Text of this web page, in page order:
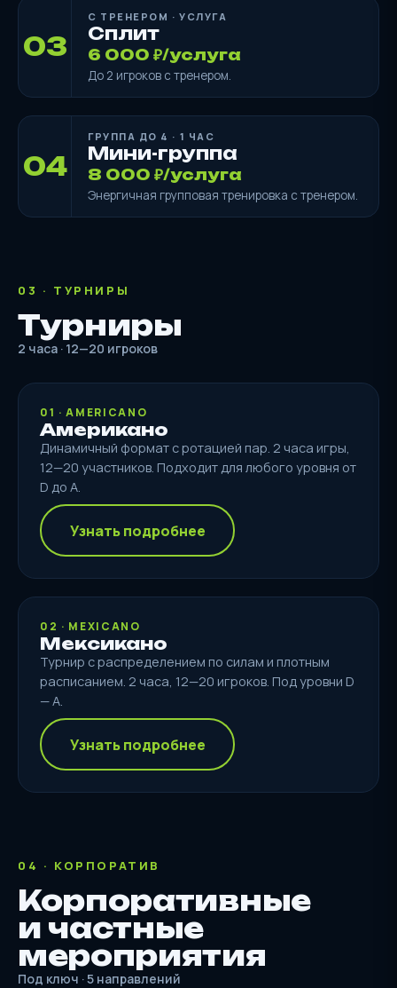
03
С ТРЕНЕРОМ · УСЛУГА
Сплит
6 000 ₽/услуга
До 2 игроков с тренером.
04
ГРУППА ДО 4 · 1 ЧАС
Мини-группа
8 000 ₽/услуга
Энергичная групповая тренировка с тренером.
03 · ТУРНИРЫ
Турниры
2 часа · 12—20 игроков
01 · AMERICANO
Американо
Динамичный формат с ротацией пар. 2 часа игры,
12—20 участников. Подходит для любого уровня от
D до A.
Узнать подробнее
02 · MEXICANO
Мексикано
Турнир с распределением по силам и плотным
расписанием. 2 часа, 12—20 игроков. Под уровни D
— A.
Узнать подробнее
04 · КОРПОРАТИВ
Корпоративные
и частные
мероприятия
Под ключ · 5 направлений